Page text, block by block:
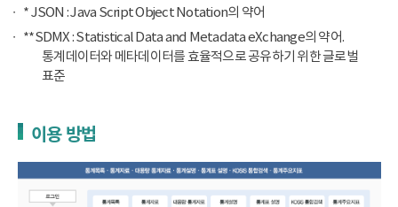
* JSON : Java Script Object Notation의 약어
**SDMX : Statistical Data and Metadata eXchange의 약어.
통계데이터와 메타데이터를 효율적으로 공유하기 위한 글로벌
표준
이용 방법